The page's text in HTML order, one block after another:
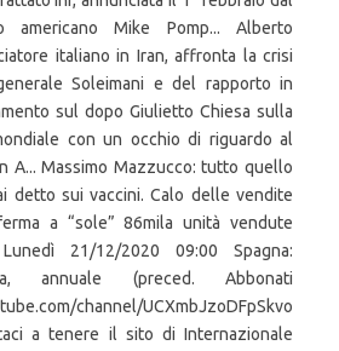
americano Mike Pomp... Alberto
italiano in Iran, affronta la crisi
Soleimani e del rapporto in
sul dopo Giulietto Chiesa sulla
con un occhio di riguardo al
A... Massimo Mazzucco: tutto quello
detto sui vaccini. Calo delle vendite
a “sole” 86mila unità vendute
21/12/2020 09:00 Spagna:
annuale (preced. Abbonati
channel/UCXmbJzoDFpSkvo
a tenere il sito di Internazionale